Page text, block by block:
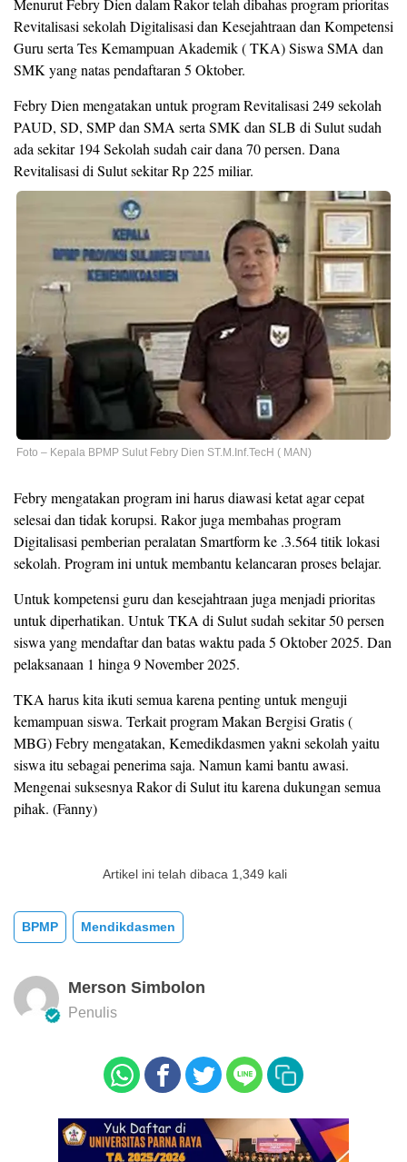
Menurut Febry Dien dalam Rakor telah dibahas program prioritas
Revitalisasi sekolah Digitalisasi dan Kesejahtraan dan Kompetensi
Guru serta Tes Kemampuan Akademik ( TKA) Siswa SMA dan
SMK yang natas pendaftaran 5 Oktober.
Febry Dien mengatakan untuk program Revitalisasi 249 sekolah
PAUD, SD, SMP dan SMA serta SMK dan SLB di Sulut sudah
ada sekitar 194 Sekolah sudah cair dana 70 persen. Dana
Revitalisasi di Sulut sekitar Rp 225 miliar.
Foto – Kepala BPMP Sulut Febry Dien ST.M.Inf.TecH ( MAN)
Febry mengatakan program ini harus diawasi ketat agar cepat
selesai dan tidak korupsi. Rakor juga membahas program
Digitalisasi pemberian peralatan Smartform ke .3.564 titik lokasi
sekolah. Program ini untuk membantu kelancaran proses belajar.
Untuk kompetensi guru dan kesejahtraan juga menjadi prioritas
untuk diperhatikan. Untuk TKA di Sulut sudah sekitar 50 persen
siswa yang mendaftar dan batas waktu pada 5 Oktober 2025. Dan
pelaksanaan 1 hinga 9 November 2025.
TKA harus kita ikuti semua karena penting untuk menguji
kemampuan siswa. Terkait program Makan Bergisi Gratis (
MBG) Febry mengatakan, Kemedikdasmen yakni sekolah yaitu
siswa itu sebagai penerima saja. Namun kami bantu awasi.
Mengenai suksesnya Rakor di Sulut itu karena dukungan semua
pihak. (Fanny)
Artikel ini telah dibaca 1,349 kali
BPMP Mendikdasmen
Merson Simbolon
Penulis